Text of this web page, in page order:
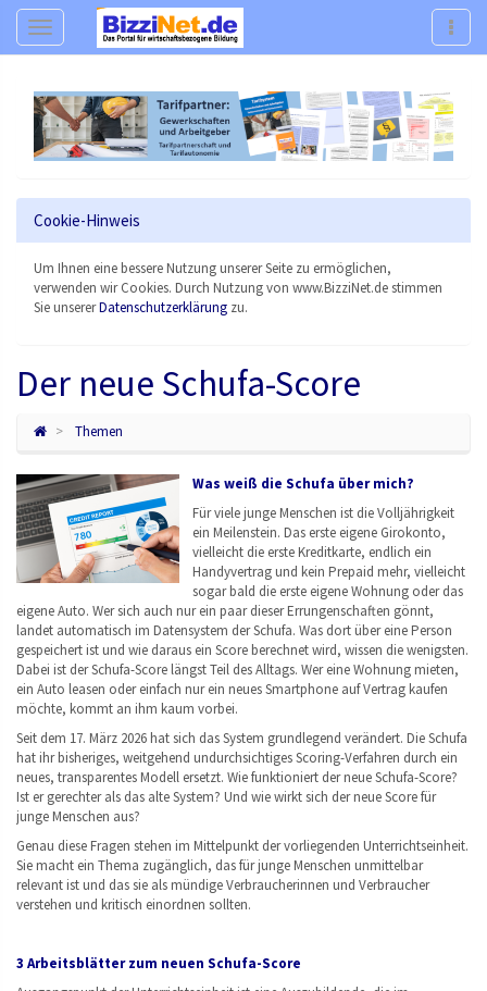
Navigation
Cookie-Hinweis
Um Ihnen eine bessere Nutzung unserer Seite zu ermöglichen,
verwenden wir Cookies. Durch Nutzung von www.BizziNet.de stimmen
Sie unsererDatenschutzerklärung zu.
Der neue Schufa-Score
Themen
Was weiß die Schufa über mich?
Für viele junge Menschen ist die Volljährigkeit
ein Meilenstein. Das erste eigene Girokonto,
vielleicht die erste Kreditkarte, endlich ein
Handyvertrag und kein Prepaid mehr, vielleicht
sogar bald die erste eigene Wohnung oder das
eigene Auto. Wer sich auch nur ein paar dieser Errungenschaften gönnt,
landet automatisch im Datensystem der Schufa. Was dort über eine Person
gespeichert ist und wie daraus ein Score berechnet wird, wissen die wenigsten.
Dabei ist der Schufa-Score längst Teil des Alltags. Wer eine Wohnung mieten,
ein Auto leasen oder einfach nur ein neues Smartphone auf Vertrag kaufen
möchte, kommt an ihm kaum vorbei.
Seit dem 17. März 2026 hat sich das System grundlegend verändert. Die Schufa
hat ihr bisheriges, weitgehend undurchsichtiges Scoring-Verfahren durch ein
neues, transparentes Modell ersetzt. Wie funktioniert der neue Schufa-Score?
Ist er gerechter als das alte System? Und wie wirkt sich der neue Score für
junge Menschen aus?
Genau diese Fragen stehen im Mittelpunkt der vorliegenden Unterrichtseinheit.
Sie macht ein Thema zugänglich, das für junge Menschen unmittelbar
relevant ist und das sie als mündige Verbraucherinnen und Verbraucher
verstehen und kritisch einordnen sollten.
3 Arbeitsblätter zum neuen Schufa-Score